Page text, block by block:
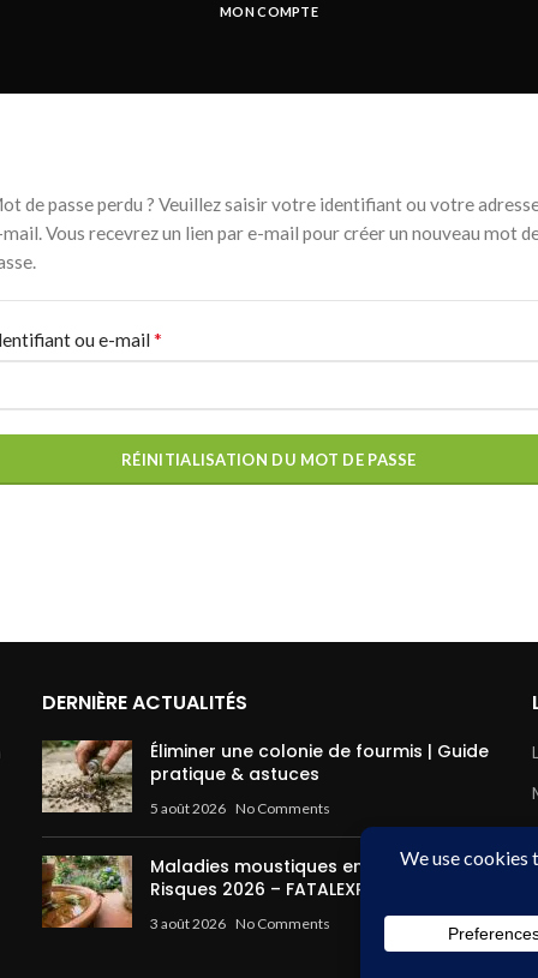
MON COMPTE
de passe perdu ? Veuillez saisir votre identifiant ou votre
Vous recevrez un lien par e-mail pour créer un nouveau mot
ou e-mail*
RÉINITIALISATION DU MOT DE PASSE
DERNIÈRE ACTUALITÉS
Éliminer une colonie de fourmis | Guide
pratique & astuces
5 août 2026 No Comments
Maladies moustiques en France |
Risques 2026 – FATALEXPERT
3 août 2026 No Comments